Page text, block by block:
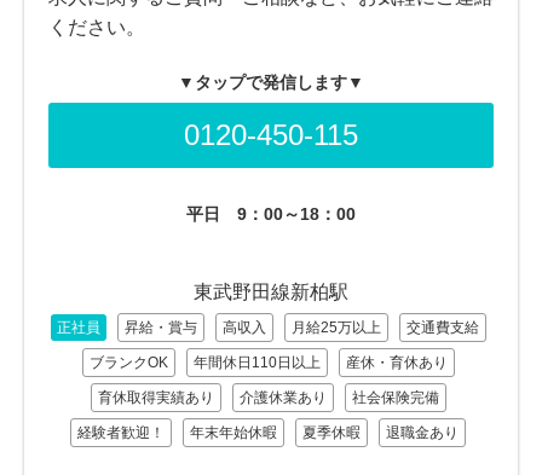
ください。
▼タップで発信します▼
0120-450-115
平日 9：00～18：00
東武野田線新柏駅
正社員 昇給・賞与 高収入 月給25万以上 交通費支給
ブランクOK 年間休日110日以上 産休・育休あり
育休取得実績あり 介護休業あり 社会保険完備
経験者歓迎！ 年末年始休暇 夏季休暇 退職金あり